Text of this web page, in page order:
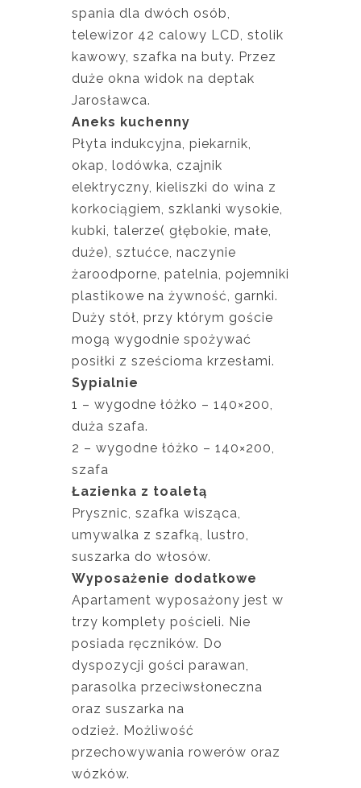
spania dla dwóch osób,
telewizor 42 calowy LCD, stolik
kawowy, szafka na buty. Przez
duże okna widok na deptak
Jarosławca.
Aneks kuchenny
Płyta indukcyjna, piekarnik,
okap, lodówka, czajnik
elektryczny, kieliszki do wina z
korkociągiem, szklanki wysokie,
kubki, talerze( głębokie, małe,
duże), sztućce, naczynie
żaroodporne, patelnia, pojemniki
plastikowe na żywność, garnki.
Duży stół, przy którym goście
mogą wygodnie spożywać
posiłki z sześcioma krzesłami.
Sypialnie
1 – wygodne łóżko – 140×200,
duża szafa.
2 – wygodne łóżko – 140×200,
szafa
Łazienka z toaletą
Prysznic, szafka wisząca,
umywalka z szafką, lustro,
suszarka do włosów.
Wyposażenie dodatkowe
Apartament wyposażony jest w
trzy komplety pościeli. Nie
posiada ręczników. Do
dyspozycji gości parawan,
parasolka przeciwsłoneczna
oraz suszarka na
odzież. Możliwość
przechowywania rowerów oraz
wózków.